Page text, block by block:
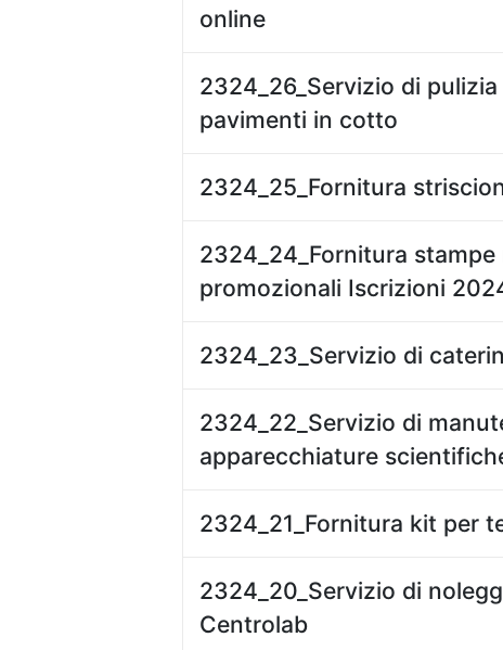
online
2324_26_Servizio di
pavimenti in cotto
2324_25_Fornitura
2324_24_Fornitura stampe
promozionali Iscrizioni
2324_23_Servizio di
2324_22_Servizio di
apparecchiature
2324_21_Fornitura kit per
2324_20_Servizio di
Centrolab